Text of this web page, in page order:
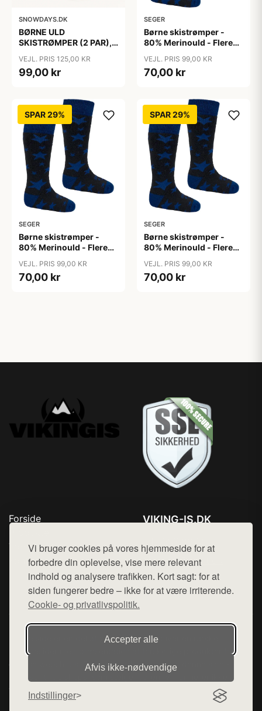
Vi bruger cookies på vores hjemmeside for at
forbedre din oplevelse, vise mere relevant
indhold og analysere trafikken. Kort sagt: for at
siden fungerer bedre – ikke for at være irriterende.
Cookie- og privatlivspolitik.
Accepter alle
Afvis ikke‑nødvendige
Indstillinger
SNOWDAYS.DK
BØRNE ULD
SKISTRØMPER (2 PAR),
VEJL. PRIS 125,00 KR
99,00 kr
SEGER
Børne skistrømper -
80% Merinould - Flere
25-27
VEJL. PRIS 99,00 KR
70,00 kr
SPAR 29%
SEGER
Børne skistrømper -
80% Merinould - Flere
28-30
VEJL. PRIS 99,00 KR
70,00 kr
SPAR 29%
SEGER
Børne skistrømper -
80% Merinould - Flere
31-33
VEJL. PRIS 99,00 KR
70,00 kr
Forside
Top Rabatter
Kontakt
VIKING-IS.DK
Mail: hej@want.dk
Cookie- og privatlivspolitik
Denne side er en del af want.dk, der udgiver en række
hjemmesider med præsentation af forskellige produkter fra
diverse webshops. Der sælges ikke varer fra denne side - vi
varerne på lager.